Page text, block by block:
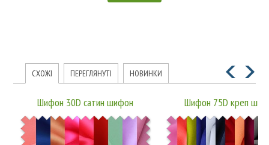
СХОЖІ ПЕРЕГЛЯНУТІ НОВИНКИ
Шифон 30D сатин шифон Шифон 75D креп